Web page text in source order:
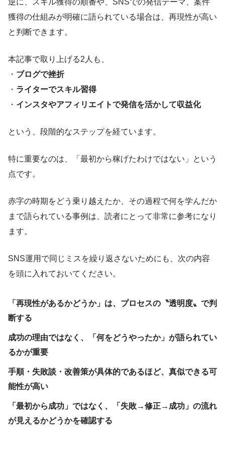
逆に、スキル獲得の順番や、SNSでの発信テーマ、案件
獲得の仕組みが明確に語られている場合は、再現性が高い
と判断できます。
本記事で取り上げる2人も、
・ ブログで挫折
・ ライターでスキル習得
・ インスタやアフィリエイトで発信を活かして収益化
という、段階的なステップを経ています。
特に重要なのは、「最初から稼げたわけではない」という
点です。
赤字の時期をどう乗り越えたか、その過程で何を学んだか
まで語られている事例は、読者にとって非常に参考になり
ます。
SNS運用で同じミスを繰り返さないためにも、次の内容
を頭に入れておいてください。
「再現性があるかどうか」は、プロセスの〝透明度〟で判
断する
成功の理由ではなく、「何をどうやったか」が語られてい
るかが重要
手順・失敗談・改善策が具体的であるほど、真似できる可
能性が高い
「最初から成功」ではなく、「失敗→修正→成功」の流れ
が見えるかどうかを確認する